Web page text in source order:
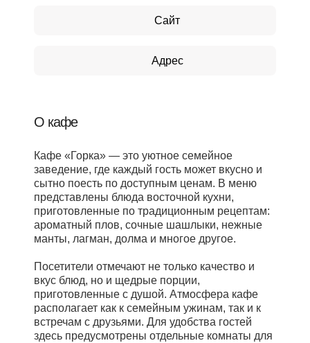
Сайт
Адрес
Кафе «Горка» — это уютное семейное
заведение, где каждый гость может вкусно и
сытно поесть по доступным ценам. В меню
представлены блюда восточной кухни,
приготовленные по традиционным рецептам:
ароматный плов, сочные шашлыки, нежные
манты, лагман, долма и многое другое.
Посетители отмечают не только качество и
вкус блюд, но и щедрые порции,
приготовленные с душой. Атмосфера кафе
располагает как к семейным ужинам, так и к
встречам с друзьями. Для удобства гостей
здесь предусмотрены отдельные комнаты для
О кафе